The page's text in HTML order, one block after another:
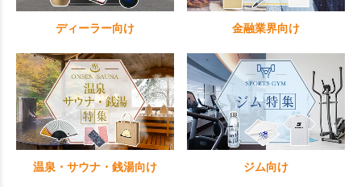
ディーラー向け 金融業界向け
温泉・サウナ・銭湯向け ジム向け